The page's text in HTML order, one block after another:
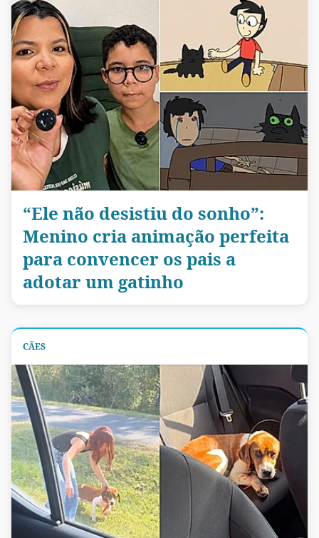
“Ele não desistiu do sonho”:
Menino cria animação perfeita
para convencer os pais a
adotar um gatinho
CÃES